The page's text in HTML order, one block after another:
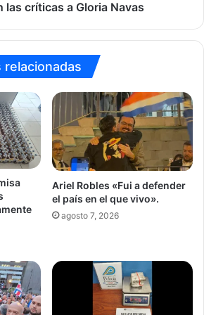
las críticas a Gloria Navas
relacionadas
Ariel Robles «Fui a defender
el país en el que vivo».
agosto 7, 2026